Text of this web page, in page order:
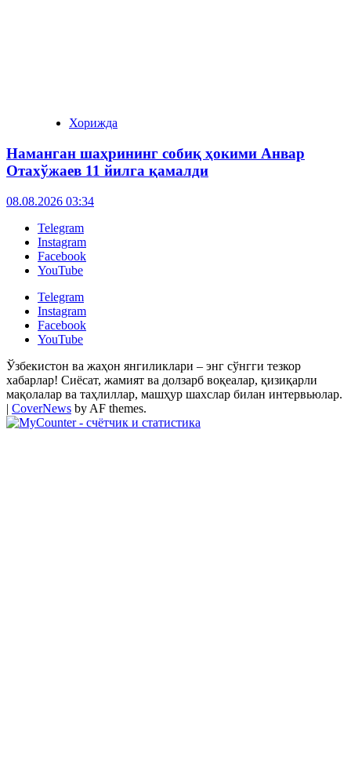
Хорижда
Наманган шаҳрининг собиқ ҳокими Анвар
Отахўжаев 11 йилга қамалди
08.08.2026 03:34
Telegram
Instagram
Facebook
YouTube
Telegram
Instagram
Facebook
YouTube
Ўзбекистон ва жаҳон янгиликлари – энг сўнгги тезкор
хабарлар! Сиёсат, жамият ва долзарб воқеалар, қизиқарли
мақолалар ва таҳлиллар, машҳур шахслар билан интервьюлар.
| CoverNews by AF themes.